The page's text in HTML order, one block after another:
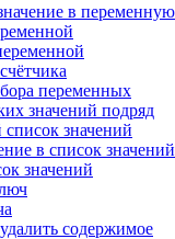
в переменную
переменных
значений подряд
значений
в список значений
значений
содержимое